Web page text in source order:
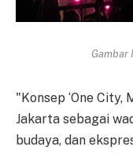
Gambar
"Konsep ‘One City,
Jakarta sebagai
budaya, dan